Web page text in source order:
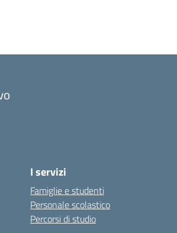
I servizi
Famiglie e studenti
Personale scolastico
Percorsi di studio